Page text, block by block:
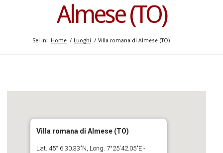
Almese (TO)
Sei in: Home / Luoghi / Villa romana di Almese (TO)
Villa romana di Almese (TO)
Lat. 45° 6'30.33"N, Long. 7°25'42.05"E -